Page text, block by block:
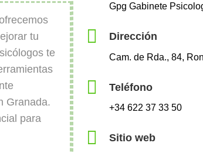
tu
te
Granada.
para
Gpg Gabinete
Dirección
Cam. de Rda., 84,
Teléfono
+34 622 37 33 50
Sitio web